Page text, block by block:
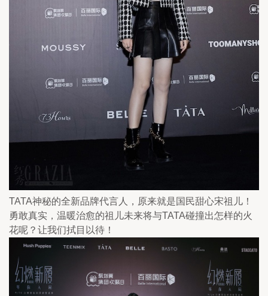
TATA神秘的全新品牌代言人，原来就是国民甜心宋祖儿！
勇敢真实，温暖治愈的祖儿未来将与TATA碰撞出怎样的火
花呢？让我们拭目以待！